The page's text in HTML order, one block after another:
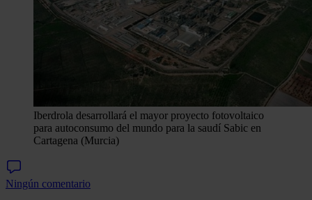
Iberdrola desarrollará el mayor proyecto fotovoltaico
para autoconsumo del mundo para la saudí Sabic en
Cartagena (Murcia)
Ningún comentario